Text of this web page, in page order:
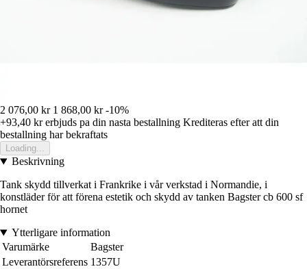
2 076,00 kr 1 868,00 kr -10%
+93,40 krerbjuds pa din nasta bestallning Krediteras efter att din
bestallning har bekraftats
Loading...
Beskrivning
Tank skydd tillverkat i Frankrike i vår verkstad i Normandie, i
konstläder för att förena estetik och skydd av tanken Bagster cb 600 sf
hornet
Ytterligare information
Varumärke
Bagster
Leverantörsreferens 1357U